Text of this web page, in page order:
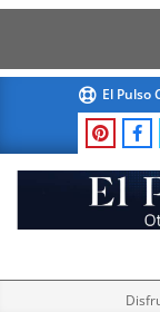
content
El Pulso
El
Pulso
Navigation